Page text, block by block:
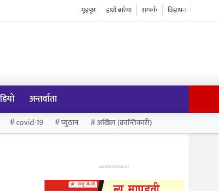
विज्ञापन
सम्पर्क
हाम्रो बारेमा
गृहपृष्ठ
अन्तर्वाता
covid-19 प्युठान अखिल (क्रान्तिकारी)
ADVERTISEMENT